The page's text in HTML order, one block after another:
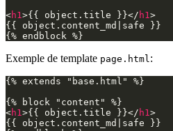
<h1>{{ object.title }}</ h1>
{{ object.content_md|safe }}
Exemple de template page.html:
{% extends "base.html" %}
<h1>{{ object.title }}</ h1>
{{ object.content_md|safe }}